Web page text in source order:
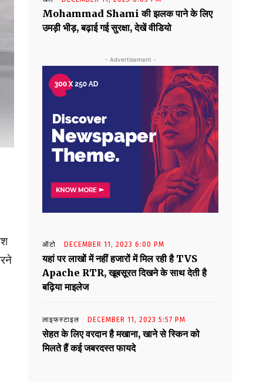
Mohammad Shami की झलक पाने के लिए
उमड़ी भीड़, बढ़ाई गई सुरक्षा, देखें वीडियो
- Advertisement -
ऑटो DECEMBER 11, 2023 6:00 PM
यहां पर लाखों में नहीं हजारों में मिल रही है TVS
Apache RTR, खूबसूरत दिखने के साथ देती है
बढ़िया माइलेज
लाइफस्टाइल DECEMBER 11, 2023 5:57 PM
सेहत के लिए वरदान है मखाना, खाने से स्किन को
मिलते हैं कई जबरदस्त फायदे